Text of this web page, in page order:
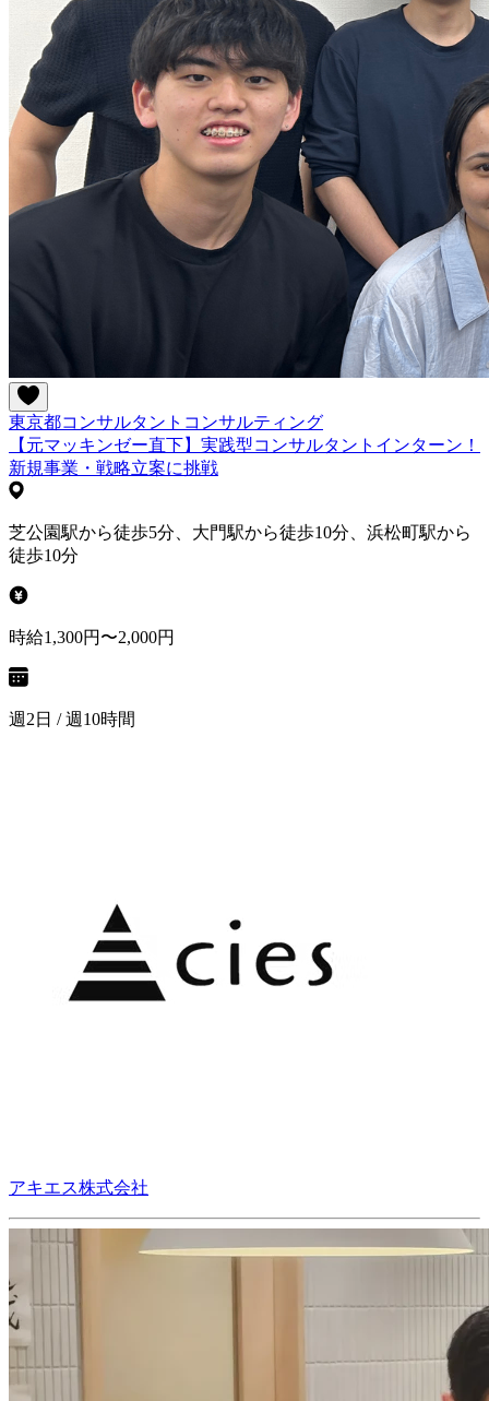
東京都コンサルタント コンサルティング
【元マッキンゼー直下】実践型コンサルタントインターン！
新規事業・戦略立案に挑戦
芝公園駅から徒歩5分、大門駅から徒歩10分、浜松町駅から
徒歩10分
時給1,300円〜2,000円
週2日 / 週10時間
アキエス株式会社